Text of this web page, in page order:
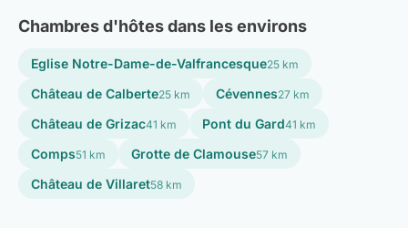
Chambres d'hôtes dans les environs
Eglise Notre-Dame-de-Valfrancesque25 km
Château de Calberte25 km Cévennes27 km
Château de Grizac41 km Pont du Gard41 km
Comps51 km Grotte de Clamouse57 km
Château de Villaret58 km